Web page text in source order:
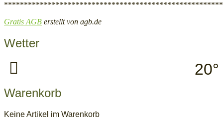
Gratis AGB erstellt von agb.de
Wetter
20°
Warenkorb
Keine Artikel im Warenkorb